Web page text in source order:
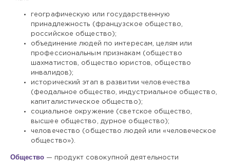
географическую или государственную
принадлежность (французское общество,
российское общество);
объединение людей по интересам, целям или
профессиональным признакам (общество
шахматистов, общество юристов, общество
инвалидов);
исторический этап в развитии человечества
(феодальное общество, индустриальное общество,
капиталистическое общество);
социальное окружение (светское общество,
высшее общество, дурное общество);
человечество (общество людей или «человеческое
общество»).
Общество— продукт совокупной деятельности